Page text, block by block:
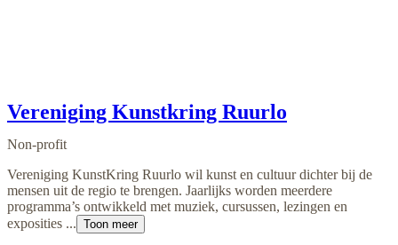
Vereniging Kunstkring Ruurlo
Non-profit
Vereniging KunstKring Ruurlo wil kunst en cultuur dichter bij de
mensen uit de regio te brengen. Jaarlijks worden meerdere
programma’s ontwikkeld met muziek, cursussen, lezingen en
exposities ... Toon meer